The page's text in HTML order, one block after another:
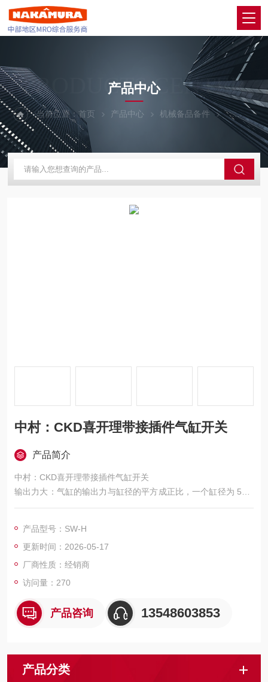
PRODUCTS CENTER
产品中心
当前位置：首页 产品中心 机械备品备件 CKD喜开理
中村：CKD喜开理带接插件气缸开关
产品简介
中村：CKD喜开理带接插件气缸开关
输出力大：气缸的输出力与缸径的平方成正比，一个缸径为 50m
m 的气缸，理论上的输出力可达 2000N，相比同样缸径的电缸，
产品型号：SW-H
更新时间：2026-05-17
厂商性质：经销商
访问量：270
产品咨询 13548603853
产品分类